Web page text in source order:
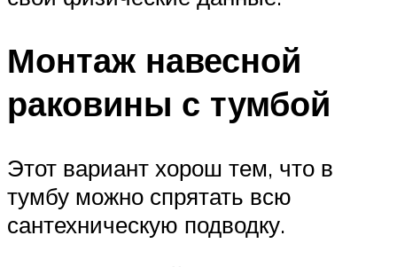
Монтаж навесной
раковины с тумбой
Этот вариант хорош тем, что в
тумбу можно спрятать всю
сантехническую подводку.